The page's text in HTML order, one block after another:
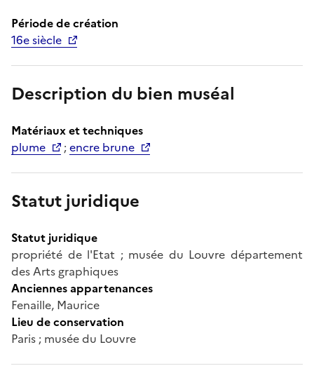
Période de création
16e siècle
Description du bien muséal
Matériaux et techniques
plume
;encre brune
Statut juridique
Statut juridique
propriété de l'Etat ; musée du Louvre département
des Arts graphiques
Anciennes appartenances
Fenaille, Maurice
Lieu de conservation
Paris ; musée du Louvre